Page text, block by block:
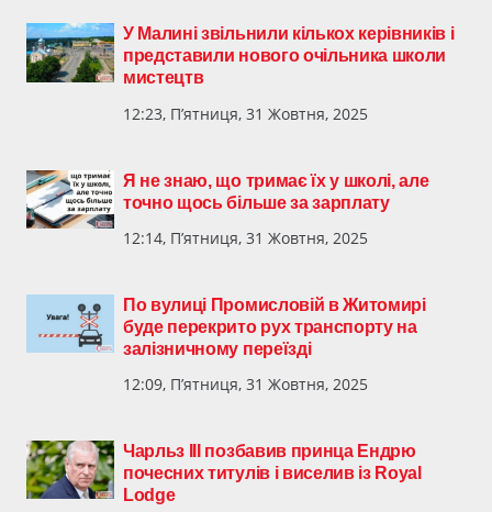
У Малині звільнили кількох керівників і
представили нового очільника школи
мистецтв
12:23, П’ятниця, 31 Жовтня, 2025
Я не знаю, що тримає їх у школі, але
точно щось більше за зарплату
12:14, П’ятниця, 31 Жовтня, 2025
По вулиці Промисловій в Житомирі
буде перекрито рух транспорту на
залізничному переїзді
12:09, П’ятниця, 31 Жовтня, 2025
Чарльз III позбавив принца Ендрю
почесних титулів і виселив із Royal
Lodge